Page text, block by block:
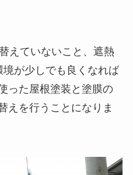
えていないこと、遮熱
が少しでも良くなれば
った屋根塗装と塗膜の
えを行うことになりま